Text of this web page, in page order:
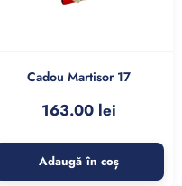
Cadou Martisor 17
163.00 lei
Adaugă în coș